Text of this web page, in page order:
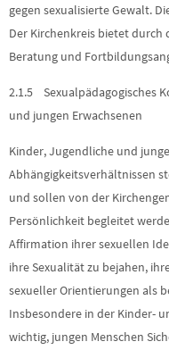
gegen sexualisierte Gewalt.
Der Kirchenkreis bietet durch
Beratung und
2.1.5 Sexualpädagogisches
und jungen Erwachsenen
Kinder, Jugendliche und
Abhängigkeitsverhältnissen
und sollen von der
Persönlichkeit begleitet
Affirmation ihrer sexuellen
ihre Sexualität zu bejahen,
sexueller Orientierungen als
Insbesondere in der Kinder-
wichtig, jungen Menschen